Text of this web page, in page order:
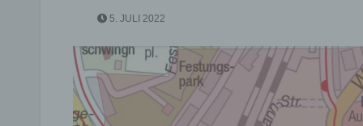
5. JULI 2022